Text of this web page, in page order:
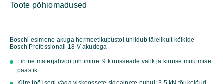
600
Toote põhiomadused
Boschi esimene akuga hermeetikupüstol ühildub täielikult kõikide
Bosch Professionali 18 V akudega
Lihtne materjalivoo juhtimine: 9 kiirusseade valik ja kiiruse muutmise
päästik
Kiire töö isegi väga viskoossete sideainete puhul: 3,5 kN tõukejõud